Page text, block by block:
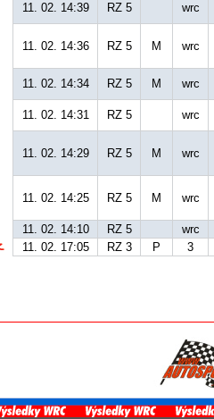
11. 02. 14:39
RZ 5 wrc
11. 02. 14:36 RZ 5 M wrc
11. 02. 14:34
RZ 5 M wrc
11. 02. 14:31
RZ 5 wrc
11. 02. 14:29 RZ 5 M wrc
11. 02. 14:25 RZ 5 M wrc
11. 02. 14:10
RZ 5 wrc
11. 02. 17:05
RZ 3 P 3